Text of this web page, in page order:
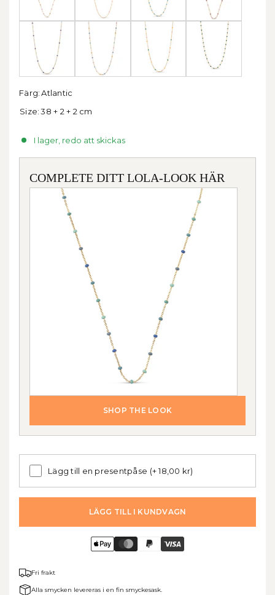
Färg: Atlantic
Size: 38 + 2 + 2 cm
I lager, redo att skickas
COMPLETE DITT LOLA-LOOK HÄR
SHOP THE LOOK
Lägg till en presentpåse (+ 18,00 kr)
LÄGG TILL I KUNDVAGN
Fri frakt
Alla smycken levereras i en fin smyckesask.